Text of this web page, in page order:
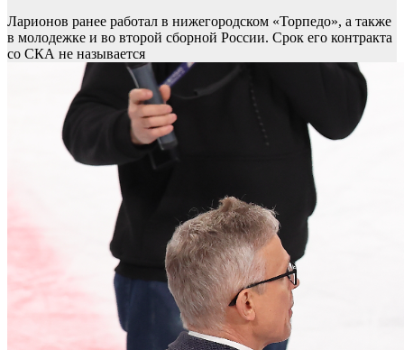
Ларионов ранее работал в нижегородском «Торпедо», а также
в молодежке и во второй сборной России. Срок его контракта
со СКА не называется